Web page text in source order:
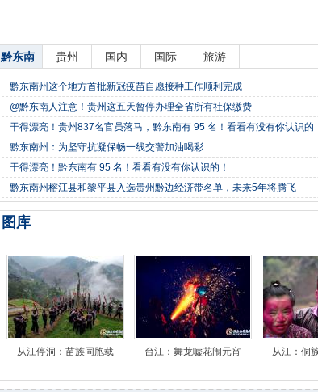
黔东南 贵州 国内 国际 旅游
黔东南州这个地方首批新冠疫苗自愿接种工作顺利完成
@黔东南人注意！贵州这五天暂停办理全省所有社保缴费
干得漂亮！贵州837名官员落马，黔东南有 95 名！看看有没有你认识的
黔东南州：为坚守抗凝保畅一线交警加油喝彩
干得漂亮！黔东南有 95 名！看看有没有你认识的！
黔东南州榕江县和黎平县入选贵州黔边经济带名单，未来5年将腾飞
图库
从江停洞：苗族同胞载 台江：舞龙嘘花闹元宵 从江：侗